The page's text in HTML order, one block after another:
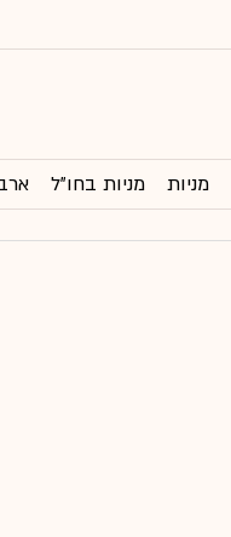
מניות מניות בחו"ל